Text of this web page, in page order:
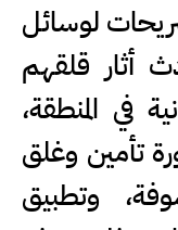
لوسائل
أثار قلقهم
في المنطقة،
تأمين وغلق
وتطبيق